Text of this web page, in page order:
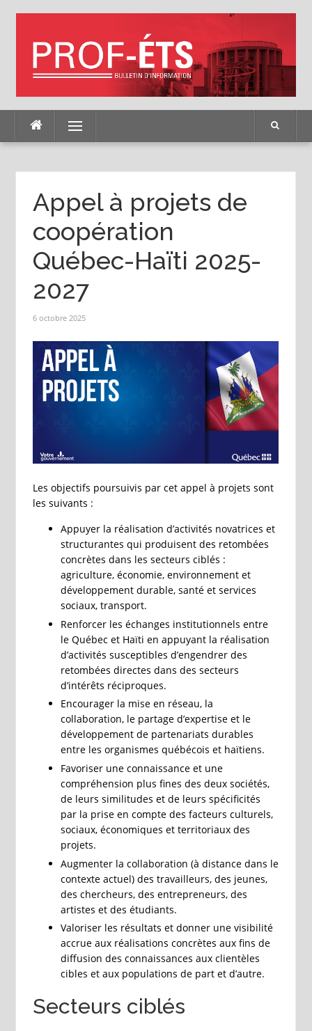
Menu
Appel à projets de
coopération
Québec-Haïti 2025-
2027
6 octobre 2025
Les objectifs poursuivis par cet appel à projets sont
les suivants :
Appuyer la réalisation d’activités novatrices et
structurantes qui produisent des retombées
concrètes dans les secteurs ciblés :
agriculture, économie, environnement et
développement durable, santé et services
sociaux, transport.
Renforcer les échanges institutionnels entre
le Québec et Haïti en appuyant la réalisation
d’activités susceptibles d’engendrer des
retombées directes dans des secteurs
d’intérêts réciproques.
Encourager la mise en réseau, la
collaboration, le partage d’expertise et le
développement de partenariats durables
entre les organismes québécois et haïtiens.
Favoriser une connaissance et une
compréhension plus fines des deux sociétés,
de leurs similitudes et de leurs spécificités
par la prise en compte des facteurs culturels,
sociaux, économiques et territoriaux des
projets.
Augmenter la collaboration (à distance dans le
contexte actuel) des travailleurs, des jeunes,
des chercheurs, des entrepreneurs, des
artistes et des étudiants.
Valoriser les résultats et donner une visibilité
accrue aux réalisations concrètes aux fins de
diffusion des connaissances aux clientèles
cibles et aux populations de part et d’autre.
Secteurs ciblés